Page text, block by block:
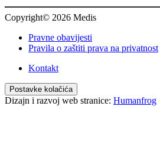
Copyright© 2026 Medis
Pravne obavijesti
Pravila o zaštiti prava na privatnost
Kontakt
Postavke kolačića
Dizajn i razvoj web stranice: Humanfrog